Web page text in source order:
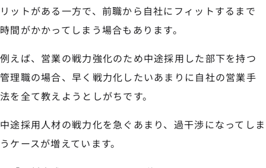
リットがある一方で、前職から自社にフィットするまで
時間がかかってしまう場合もあります。
例えば、営業の戦力強化のため中途採用した部下を持つ
管理職の場合、早く戦力化したいあまりに自社の営業手
法を全て教えようとしがちです。
中途採用人材の戦力化を急ぐあまり、過干渉になってしま
うケースが増えています。